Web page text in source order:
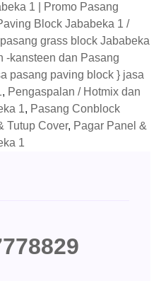
1 | Promo Pasang
Block Jababeka 1 /
grass block Jababeka
-kansteen dan Pasang
pasang paving block } jasa
, Pengaspalan / Hotmix dan
1, Pasang Conblock
Tutup Cover, Pagar Panel &
1